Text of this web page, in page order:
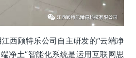
西顾特乐公司自主研发的“云端净
净土”智能化系统是运用互联网思